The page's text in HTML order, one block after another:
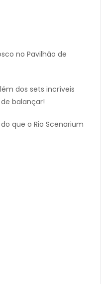
no Pavilhão de
dos sets incríveis
balançar!
que o Rio Scenarium